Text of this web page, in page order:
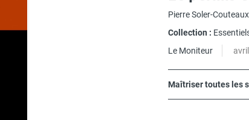
Pierre Soler-Couteaux
Collection :
Le Moniteur
Maîtriser toutes les